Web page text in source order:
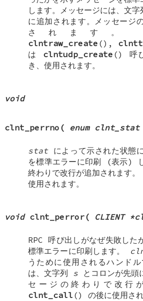
します。メッセージには、文字
に追加されます。メッセージ
されます
clntraw_create (),
は clntudp_create () 呼
き、使用されます。
void
clnt_perrno ( enum
statによって示された状態
を標準エラーに印刷 (表示)
終わりで改行が追加されます。
使用されます。
void clnt_perror( CLIENT
RPC 呼び出しがなぜ失敗した
標準エラーに印刷します。
うために使用されるハンド
は、文字列 s とコロンが先頭
セージの終わりで改行
clnt_call () の後に使用され